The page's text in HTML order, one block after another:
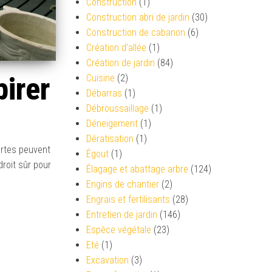
peuvent
sûr pour
Construction abri de jardin (30)
Construction de cabanon (6)
Création d’allée (1)
Création de jardin (84)
Cuisine (2)
Débarras (1)
Débroussaillage (1)
Déneigement (1)
Dératisation (1)
Égout (1)
Élagage et abattage arbre (124)
Engins de chantier (2)
Engrais et fertilisants (28)
Entretien de jardin (146)
Espèce végétale (23)
Eté (1)
Excavation (3)